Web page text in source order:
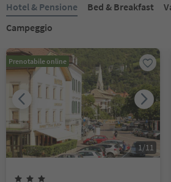
Hotel & Pensione Bed & Breakfast
Campeggio
Prenotabile online
1/11